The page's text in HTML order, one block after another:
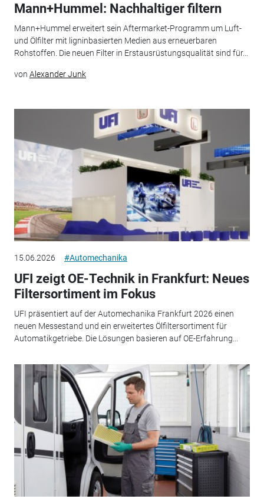
Mann+Hummel: Nachhaltiger filtern
Mann+Hummel erweitert sein Aftermarket-Programm um Luft-
und Ölfilter mit ligninbasierten Medien aus erneuerbaren
Rohstoffen. Die neuen Filter in Erstausrüstungsqualität sind für...
von Alexander Junk
15.06.2026 #Automechanika
UFI zeigt OE-Technik in Frankfurt: Neues
Filtersortiment im Fokus
UFI präsentiert auf der Automechanika Frankfurt 2026 einen
neuen Messestand und ein erweitertes Ölfiltersortiment für
Automatikgetriebe. Die Lösungen basieren auf OE-Erfahrung...